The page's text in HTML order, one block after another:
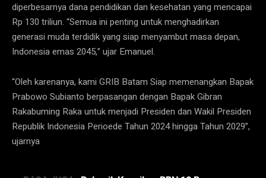
diperbesarnya dana pendidikan dan kesehatan yang mencapai
Rp 130 triliun. “Semua ini penting untuk menghadirkan
generasi muda terdidik yang siap menyambut masa depan,
Indonesia emas 2045,” ujar Emanuel.
“Oleh karenanya, kami GRIB Batam Siap memenangkan Bapak
Prabowo Subianto berpasangan dengan Bapak Gibran
Rakabuming Raka untuk menjadi Presiden dan Wakil Presiden
Republik Indonesia Perioede Tahun 2024 hingga Tahun 2029”,
ujarnya